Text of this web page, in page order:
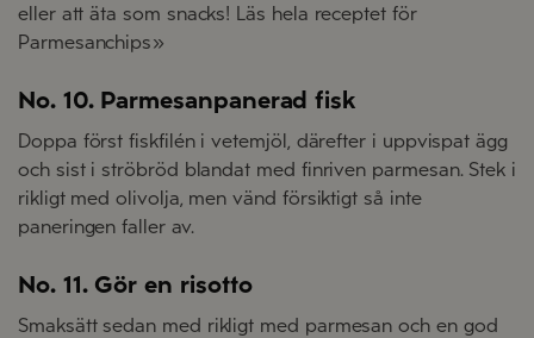
eller att äta som snacks! Läs hela receptet för
Parmesanchips»
No. 10. Parmesanpanerad fisk
Doppa först fiskfilén i vetemjöl, därefter i uppvispat ägg
och sist i ströbröd blandat med finriven parmesan. Stek i
rikligt med olivolja, men vänd försiktigt så inte
paneringen faller av.
No. 11. Gör en risotto
Smaksätt sedan med rikligt med parmesan och en god